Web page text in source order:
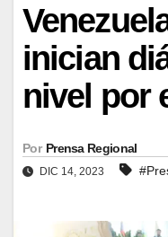
inician
nivel por
Por Prensa Regional
DIC 14, 2023